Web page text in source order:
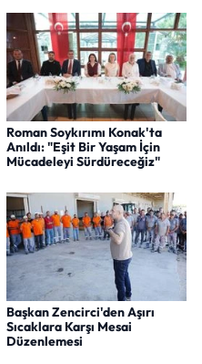
Roman Soykırımı Konak'ta
Anıldı: "Eşit Bir Yaşam İçin
Mücadeleyi Sürdüreceğiz"
Başkan Zencirci'den Aşırı
Sıcaklara Karşı Mesai
Düzenlemesi